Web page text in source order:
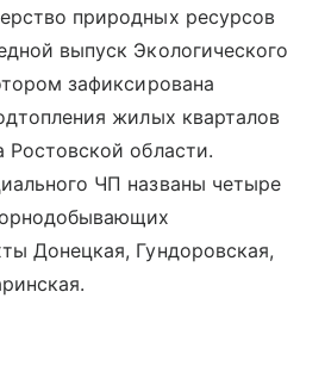
природных ресурсов
выпуск Экологического
зафиксирована
жилых кварталов
Ростовской области.
ЧП названы четыре
Донецкая, Гундоровская,